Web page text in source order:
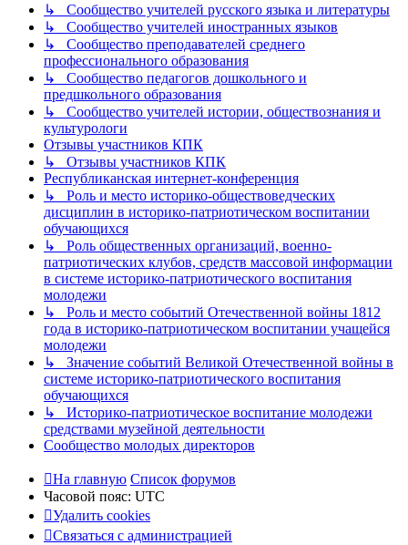
↳ Сообщество учителей русского языка и литературы
↳ Сообщество учителей иностранных языков
↳ Сообщество преподавателей среднего
профессионального образования
↳ Сообщество педагогов дошкольного и
предшкольного образования
↳ Сообщество учителей истории, обществознания и
культурологи
Отзывы участников КПК
↳ Отзывы участников КПК
Республиканская интернет-конференция
↳ Роль и место историко-обществоведческих
дисциплин в историко-патриотическом воспитании
обучающихся
↳ Роль общественных организаций, военно-
патриотических клубов, средств массовой информации
в системе историко-патриотического воспитания
молодежи
↳ Роль и место событий Отечественной войны 1812
года в историко-патриотическом воспитании учащейся
молодежи
↳ Значение событий Великой Отечественной войны в
системе историко-патриотического воспитания
обучающихся
↳ Историко-патриотическое воспитание молодежи
средствами музейной деятельности
Сообщество молодых директоров
На главную Список форумов
Часовой пояс: UTC
Удалить cookies
Связаться с администрацией